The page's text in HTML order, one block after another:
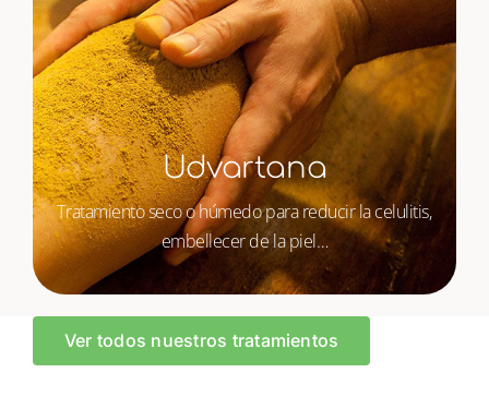
Udvartana
Tratamiento seco o húmedo para reducir la celulitis,
embellecer de la piel…
Ver todos nuestros tratamientos